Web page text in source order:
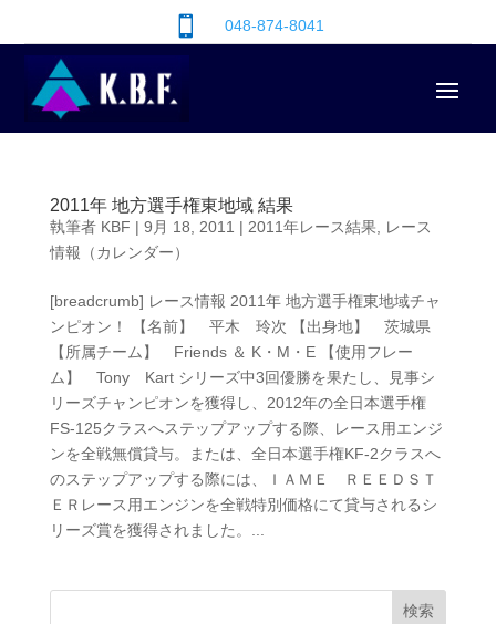
 048-874-8041
2011年 地方選手権東地域 結果
執筆者 KBF | 9月 18, 2011 | 2011年レース結果
レース
情報（カレンダー）
[breadcrumb] レース情報 2011年 地方選手権東地域チャ
ンピオン！ 【名前】 平木 玲次 【出身地】 茨城県
【所属チーム】 Friends ＆ K・M・E 【使用フレー
ム】 Tony Kart シリーズ中3回優勝を果たし、見事シ
リーズチャンピオンを獲得し、2012年の全日本選手権
FS-125クラスへステップアップする際、レース用エンジ
ンを全戦無償貸与。または、全日本選手権KF-2クラスへ
のステップアップする際には、ＩＡＭＥ ＲＥＥＤＳＴ
ＥＲレース用エンジンを全戦特別価格にて貸与されるシ
リーズ賞を獲得されました。...
検索